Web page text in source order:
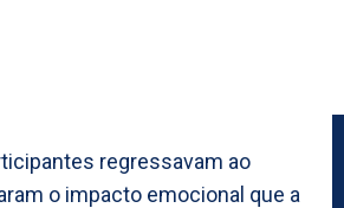
regressavam ao
o impacto emocional que a